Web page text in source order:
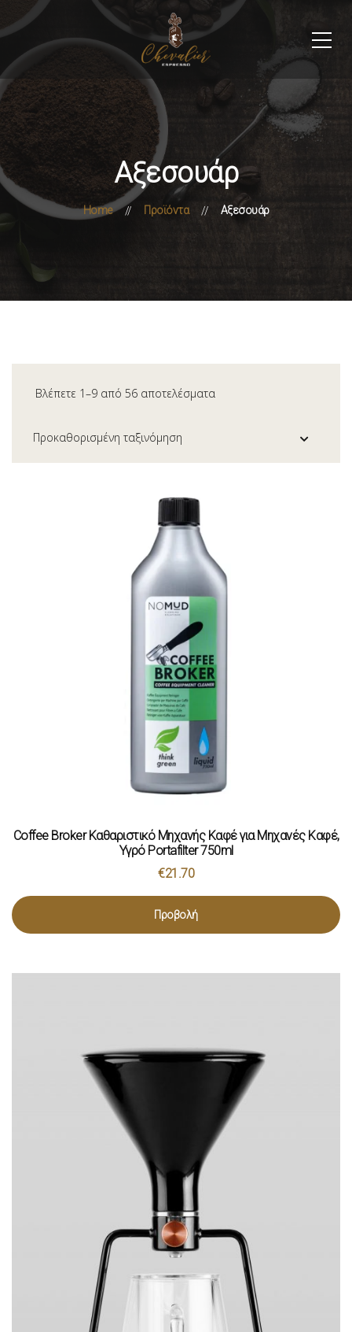
Αξεσουάρ
Home Προϊόντα Αξεσουάρ
Βλέπετε 1–9 από 56 αποτελέσματα
Coffee Broker Καθαριστικό Μηχανής Καφέ για Μηχανές Καφέ,
Υγρό Portafilter 750ml
€21.70
Προβολή